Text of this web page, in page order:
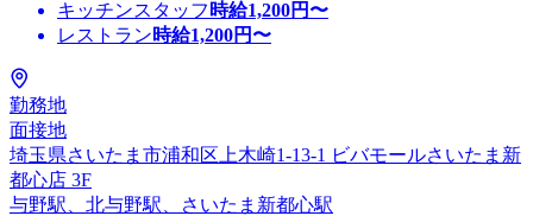
キッチンスタッフ 時給1,200円〜
レストラン時給1,200円〜
勤務地
面接地
埼玉県さいたま市浦和区上木崎1-13-1 ビバモールさいたま新
都心店 3F
与野駅、北与野駅、さいたま新都心駅